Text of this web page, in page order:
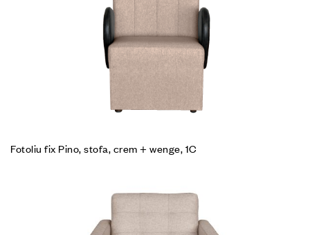
Fotoliu fix Pino, stofa, crem + wenge, 1C